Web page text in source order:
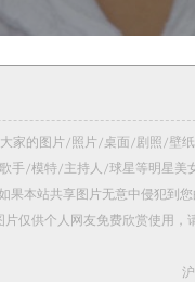
大家的图片/照片/桌面/剧照/壁
手/模特/主持人/球星等明星美
果本站共享图片无意中侵犯到
片仅供个人网友免费欣赏使用